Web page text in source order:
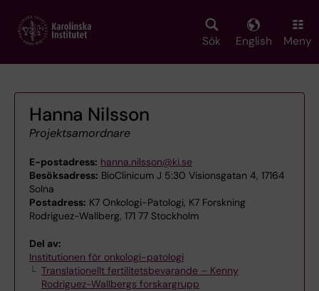
main
Sök English Meny
Hanna Nilsson
Projektsamordnare
E-postadress: hanna.nilsson@ki.se
Besöksadress: BioClinicum J 5:30 Visionsgatan 4, 17164
Solna
Postadress: K7 Onkologi-Patologi, K7 Forskning
Rodriguez-Wallberg, 171 77 Stockholm
Del av:
Institutionen för onkologi-patologi
Translationellt fertilitetsbevarande – Kenny
Rodriguez-Wallbergs forskargrupp